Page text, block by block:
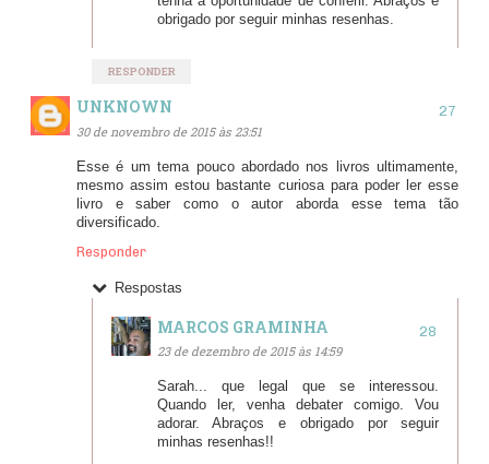
obrigado por seguir minhas resenhas.
RESPONDER
UNKNOWN
30 de novembro de 2015 às 23:51
Esse é um tema pouco abordado nos livros ultimamente,
mesmo assim estou bastante curiosa para poder ler esse
livro e saber como o autor aborda esse tema tão
diversificado.
Responder
Respostas
MARCOS GRAMINHA
23 de dezembro de 2015 às 14:59
Sarah... que legal que se interessou.
Quando ler, venha debater comigo. Vou
adorar. Abraços e obrigado por seguir
minhas resenhas!!